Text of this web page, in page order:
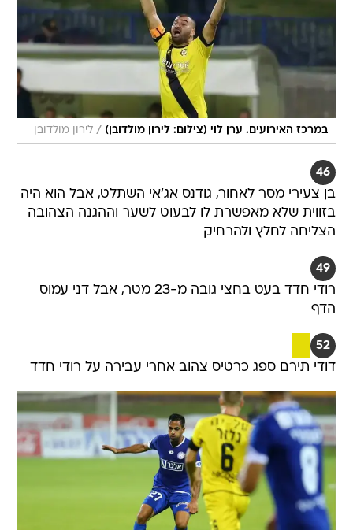
במרכז האירועים. ערן לוי (צילום: לירון מולדובן) / לירון מולדובן
46
בן צעירי מסר לאחור, גודנס אג'אי השתלט, אבל הוא היה
בזווית שלא מאפשרת לו לבעוט לשער וההגנה הצהובה
הצליחה לחלץ ולהרחיק
49
רודי חדד בעט בחצי גובה מ-23 מטר, אבל דני עמוס
הדף
52
דודי תירם ספג כרטיס צהוב אחרי עבירה על רודי חדד